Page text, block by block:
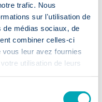
trafic. Nous
sur l'utilisation de
de médias sociaux, de
combiner celles-ci
leur avez fournies
utilisation de leurs
Caulier au